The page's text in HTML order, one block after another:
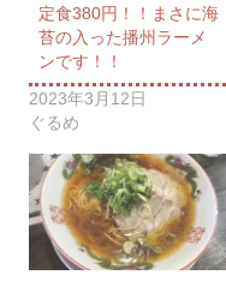
定食380円！！まさに海
苔の入った播州ラーメ
ンです！！
2023年3月12日
ぐるめ